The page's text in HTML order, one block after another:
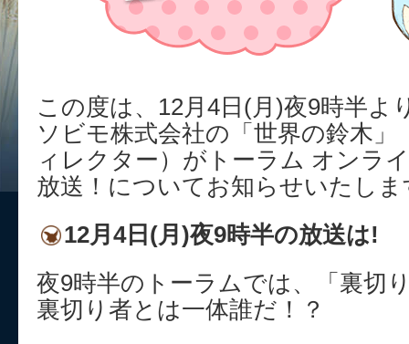
この度は、12月4日(月)夜9時半よ
ソビモ株式会社の「世界の鈴木
ィレクター）がトーラム オンラ
放送！についてお知らせいたしま
12月4日(月)夜9時半の放送は!
夜9時半のトーラムでは、「裏切
裏切り者とは一体誰だ！？